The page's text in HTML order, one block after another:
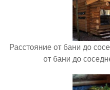
Расстояние от бани до
от бани до